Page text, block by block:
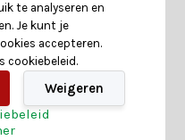
bekeken
te analyseren en
Je kunt je
accepteren.
cookiebeleid.
Weigeren